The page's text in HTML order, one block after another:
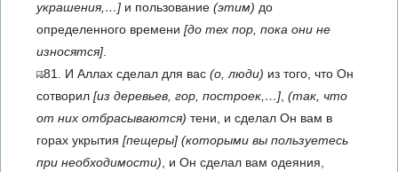
украшения,…] и пользование (этим) до
определенного времени [до тех пор, пока они не
износятся]
81. И Аллах сделал для вас (о, люди) из того, что Он
сотворил [из деревьев, гор, построек,…] (так, что
от них отбрасываются) тени, и сделал Он вам в
горах укрытия [пещеры] (которыми вы пользуетесь
при необходимости) , и Он сделал вам одеяния,